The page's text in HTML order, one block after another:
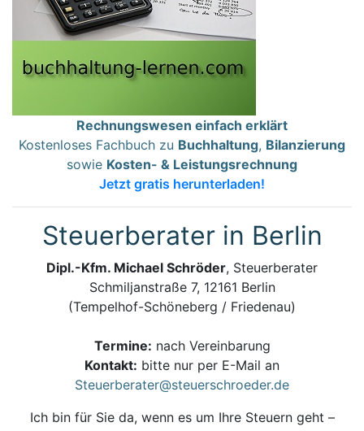
Rechnungswesen einfach erklärt
Kostenloses Fachbuch zu Buchhaltung, Bilanzierung
sowie Kosten- & Leistungsrechnung
Jetzt gratis herunterladen!
Steuerberater in Berlin
Dipl.-Kfm. Michael Schröder, Steuerberater
Schmiljanstraße 7, 12161 Berlin
(Tempelhof-Schöneberg / Friedenau)
Termine: nach Vereinbarung
Kontakt: bitte nur per E-Mail an
Steuerberater@steuerschroeder.de
Ich bin für Sie da, wenn es um Ihre Steuern geht –